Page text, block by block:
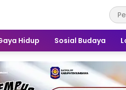
Hidup Sosial Budaya